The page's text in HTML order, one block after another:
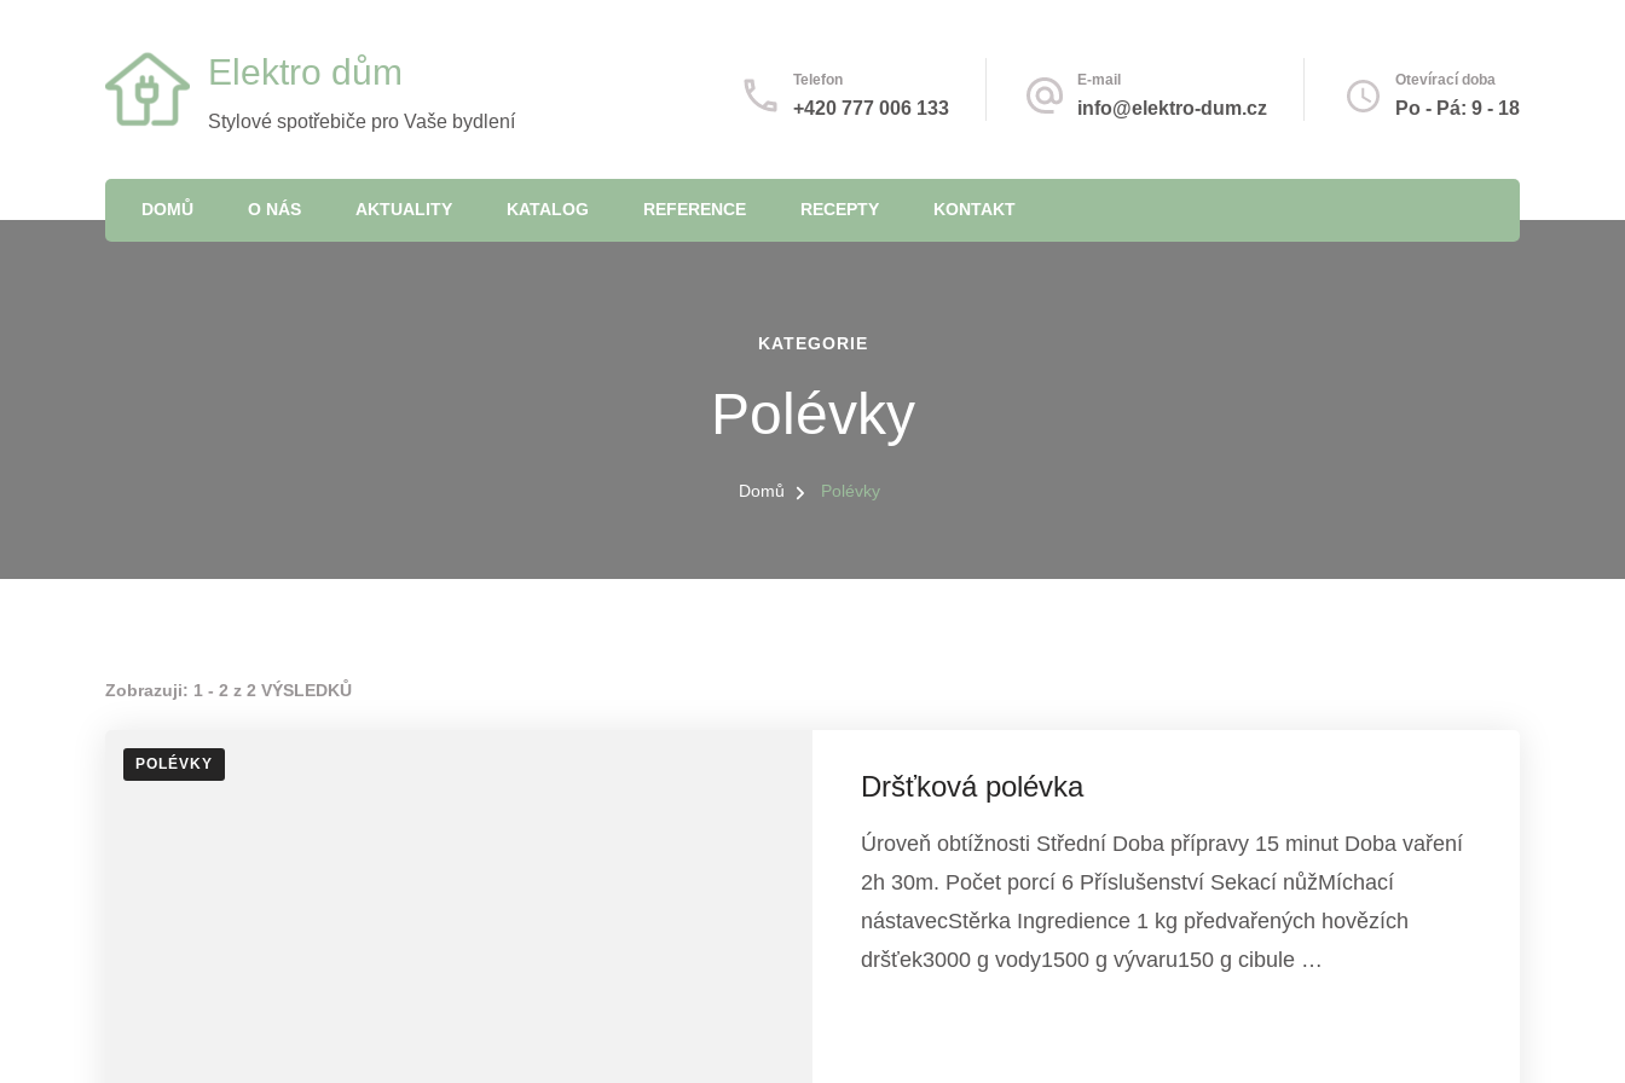
Elektro dům
Stylové spotřebiče pro Vaše bydlení
Telefon
+420 777 006 133
E-mail
info@elektro-dum.cz
Otevírací doba
Po - Pá: 9 - 18
DOMŮ O NÁS AKTUALITY KATALOG REFERENCE RECEPTY KONTAKT
KATEGORIE
Polévky
Domů Polévky
Zobrazuji: 1 - 2 z 2 VÝSLEDKŮ
POLÉVKY
Dršťková polévka
Úroveň obtížnosti Střední Doba přípravy 15 minut Doba vaření
2h 30m. Počet porcí 6 Příslušenství Sekací nůžMíchací
nástavecStěrka Ingredience 1 kg předvařených hovězích
dršťek3000 g vody1500 g vývaru150 g cibule …